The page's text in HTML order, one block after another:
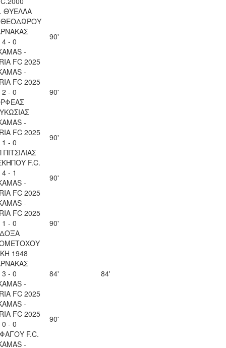
ΘΥΕΛΛΑ
ΘΕΟΔΩΡΟΥ
4 - 0
-
FC 2025
90'
-
FC 2025
2 - 0
90'
-
FC 2025
1 - 0
90'
F.C.
4 - 1
-
FC 2025
90'
-
FC 2025
1 - 0
90'
1948
3 - 0
-
FC 2025
84' 84'
-
FC 2025
0 - 0
F.C.
90'
-